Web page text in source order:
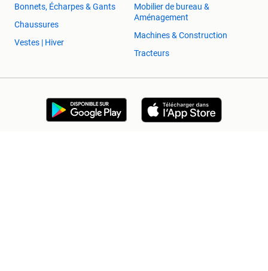
Bonnets, Écharpes & Gants
Chaussures
Vestes | Hiver
Mobilier de bureau &
Aménagement
Machines & Construction
Tracteurs